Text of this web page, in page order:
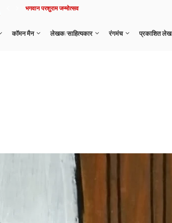
भगवान परशुराम जन्मोत्सव
कॉमन मैन लेखक/साहित्यकार रंगमंच प्रकाशित लेख